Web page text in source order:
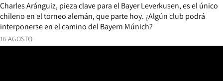
16 AGOSTO
Charles Aránguiz, pieza clave para el Bayer Leverkusen, es el único
chileno en el torneo alemán, que parte hoy. ¿Algún club podrá
interponerse en el camino del Bayern Múnich?